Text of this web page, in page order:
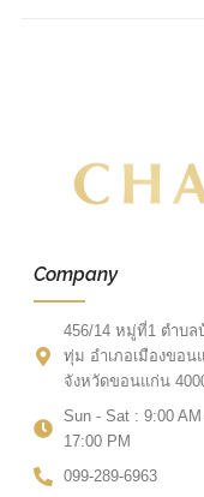
Company
456/14 หมู่ที่1 ตำบล
ทุ่ม อำเภอเมืองขอน
จังหวัดขอนแก่น
Sun - Sat : 9:00
17:00 PM
099-289-6963